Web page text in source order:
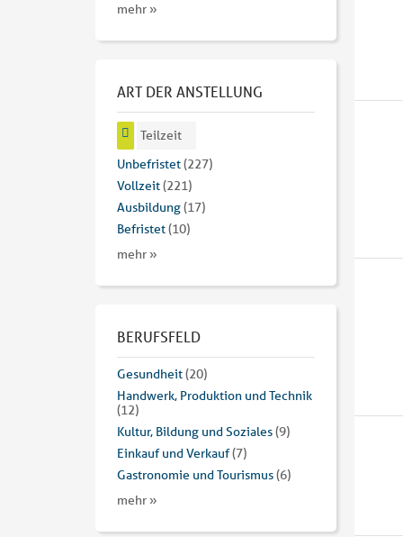
mehr »
ART DER ANSTELLUNG
Teilzeit
Unbefristet(227)
Vollzeit(221)
Ausbildung(17)
Befristet(10)
mehr »
BERUFSFELD
Gesundheit(20)
Handwerk, Produktion und Technik
(12)
Kultur, Bildung und Soziales(9)
Einkauf und Verkauf(7)
Gastronomie und Tourismus(6)
mehr »